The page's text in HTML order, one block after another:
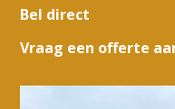
Bel direct
Vraag een offerte